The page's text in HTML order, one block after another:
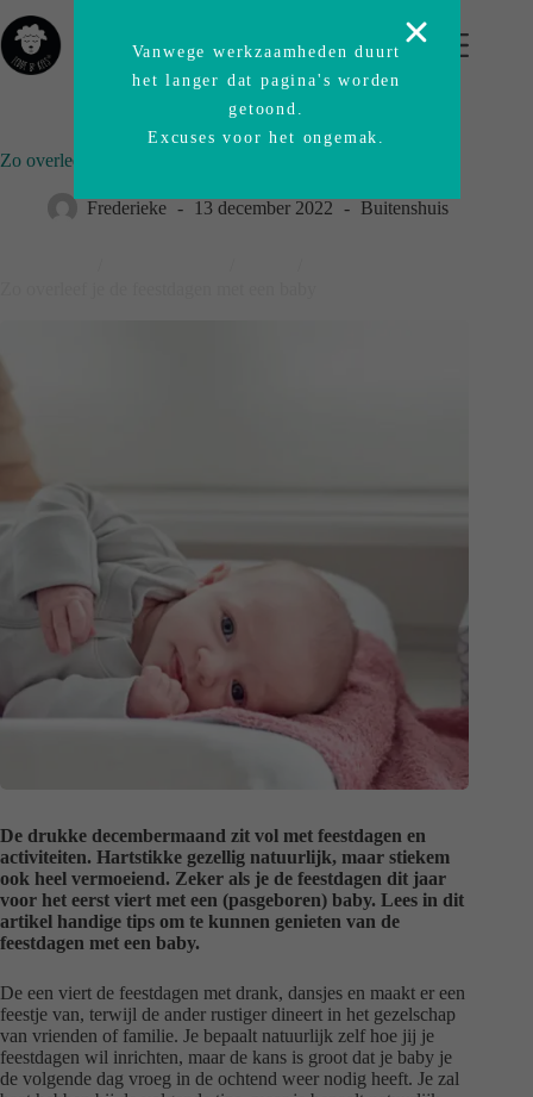
Zo overleef je de feestdagen met een baby
Frederieke 13 december 2022 Buitenshuis
De drukke decembermaand zit vol met feestdagen en
activiteiten. Hartstikke gezellig natuurlijk, maar stiekem
ook heel vermoeiend. Zeker als je de feestdagen dit jaar
voor het eerst viert met een (pasgeboren) baby. Lees in dit
artikel handige tips om te kunnen genieten van de
feestdagen met een baby.
De een viert de feestdagen met drank, dansjes en maakt er een
feestje van, terwijl de ander rustiger dineert in het gezelschap
van vrienden of familie. Je bepaalt natuurlijk zelf hoe jij je
feestdagen wil inrichten, maar de kans is groot dat je baby je
de volgende dag vroeg in de ochtend weer nodig heeft. Je zal
Vanwege werkzaamheden duurt
het langer dat pagina's worden
getoond.
Excuses voor het ongemak.